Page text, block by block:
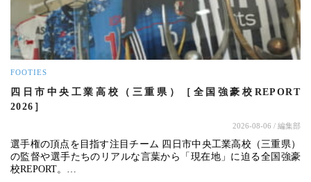
FOOTIES
四日市中央工業高校（三重県）［全国強豪校REPORT
2026］
2026-08-06 / 編集部
選手権の頂点を目指す注目チーム 四日市中央工業高校（三重県）
の監督や選手たちのリアルな言葉から「現在地」に迫る全国強豪
校REPORT。…